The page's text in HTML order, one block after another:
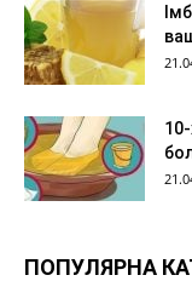
ПОПУЛЯРНА